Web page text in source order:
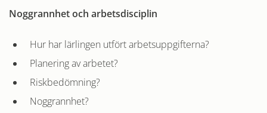
Noggrannhet och arbetsdisciplin
Hur har lärlingen utfört arbetsuppgifterna?
Planering av arbetet?
Riskbedömning?
Noggrannhet?